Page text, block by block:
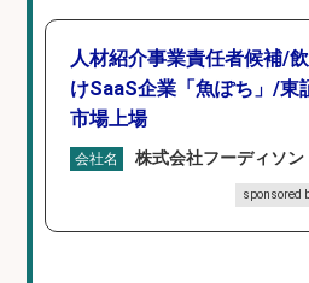
人材紹介事業責任者候補/
けSaaS企業「魚ぽち」/東
市場上場
会社名 株式会社フーディソン
sponsored